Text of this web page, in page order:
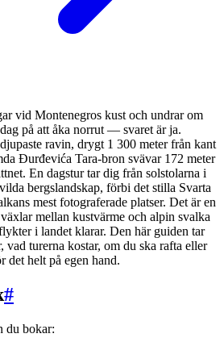
vid Montenegros kust och undrar om
på att åka norrut — svaret är ja.
ravin, drygt 1 300 meter från kant
Đurđevića Tara-bron svävar 172 meter
En dagstur tar dig från solstolarna i
bergslandskap, förbi det stilla Svarta
mest fotograferade platser. Det är en
mellan kustvärme och alpin svalka
i landet klarar. Den här guiden tar
turerna kostar, om du ska rafta eller
det helt på egen hand.
#
du bokar: